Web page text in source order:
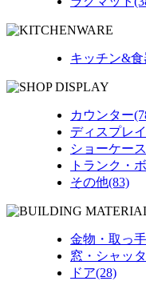
キッチン&食
カウンター
ディスプレ
ショーケー
トランク・
その他(83)
金物・取っ
窓・シャッ
ドア(28)